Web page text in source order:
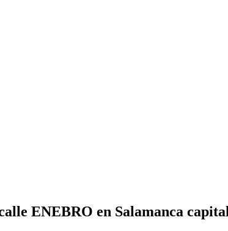
ENEBRO en Salamanca capital